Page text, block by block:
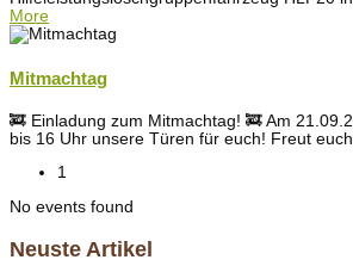
More
Mitmachtag
🚒 Einladung zum Mitmachtag! 🚒 Am
bis 16 Uhr unsere Türen für euch! Freut
1
No events found
Neuste Artikel